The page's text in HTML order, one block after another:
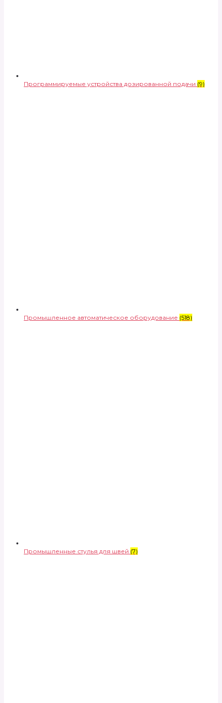
Программируемые устройства дозированной подачи (9)
Промышленное автоматическое оборудование (518)
Промышленные стулья для швей (7)